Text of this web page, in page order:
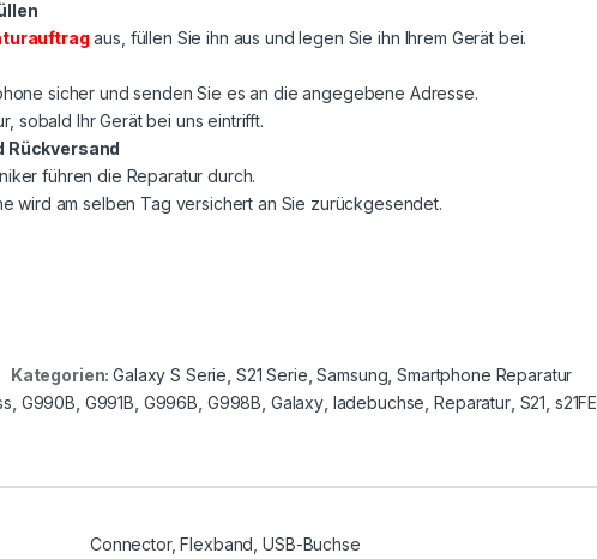
aus, füllen Sie ihn aus und legen Sie ihn Ihrem Gerät bei.
sicher und senden Sie es an die angegebene Adresse.
sobald Ihr Gerät bei uns eintrifft.
Rückversand
führen die Reparatur durch.
wird am selben Tag versichert an Sie zurückgesendet.
Kategorien:Galaxy S Serie S21 Serie ,Samsung ,Smartphone Reparatur
G990B G991B G996B G998B Galaxy ladebuchse ,Reparatur, S21 s21FE
Connector, Flexband, USB-Buchse